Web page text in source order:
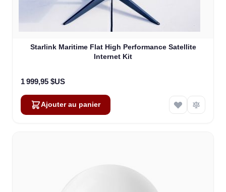
Starlink Maritime Flat High Performance Satellite
Internet Kit
1 999,95 $US
Ajouter au panier